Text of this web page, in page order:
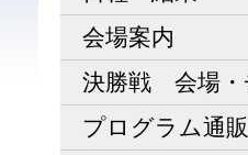
会場案内
決勝戦 会場・
プログラム通販